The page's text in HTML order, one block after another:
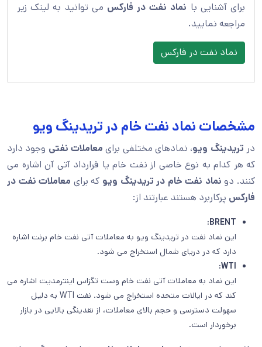
برای آشنایی با نماد نفت در فارکس می توانید به لینک زیر
مراجعه نمایید.
نماد نفت در فارکس
مشخصات نماد نفت خام در تریدینگ ویو
در تریدینگ ویو، نمادهای مختلفی برای معاملات نفتی وجود دارد
که هر کدام به نوع خاصی از نفت خام یا قرارداد آتی آن اشاره می
کنند. دو نماد نفت خام در تریدینگ ویو که برای معاملات نفت در
فارکس پرکاربرد هستند عبارتند از:
BRENT
:
این نماد نفت در تریدینگ ویو به معاملات آتی نفت خام برنت اشاره
دارد که در دریای شمال استخراج می شود.
WTI
:
این نماد به معاملات آتی نفت خام وست تگزاس اینترمدیت اشاره می
کند که در ایالات متحده استخراج می شود. نفت WTI به دلیل
سهولت دسترسی و حجم بالای معاملات، از نقدینگی بالایی در بازار
برخوردار است.